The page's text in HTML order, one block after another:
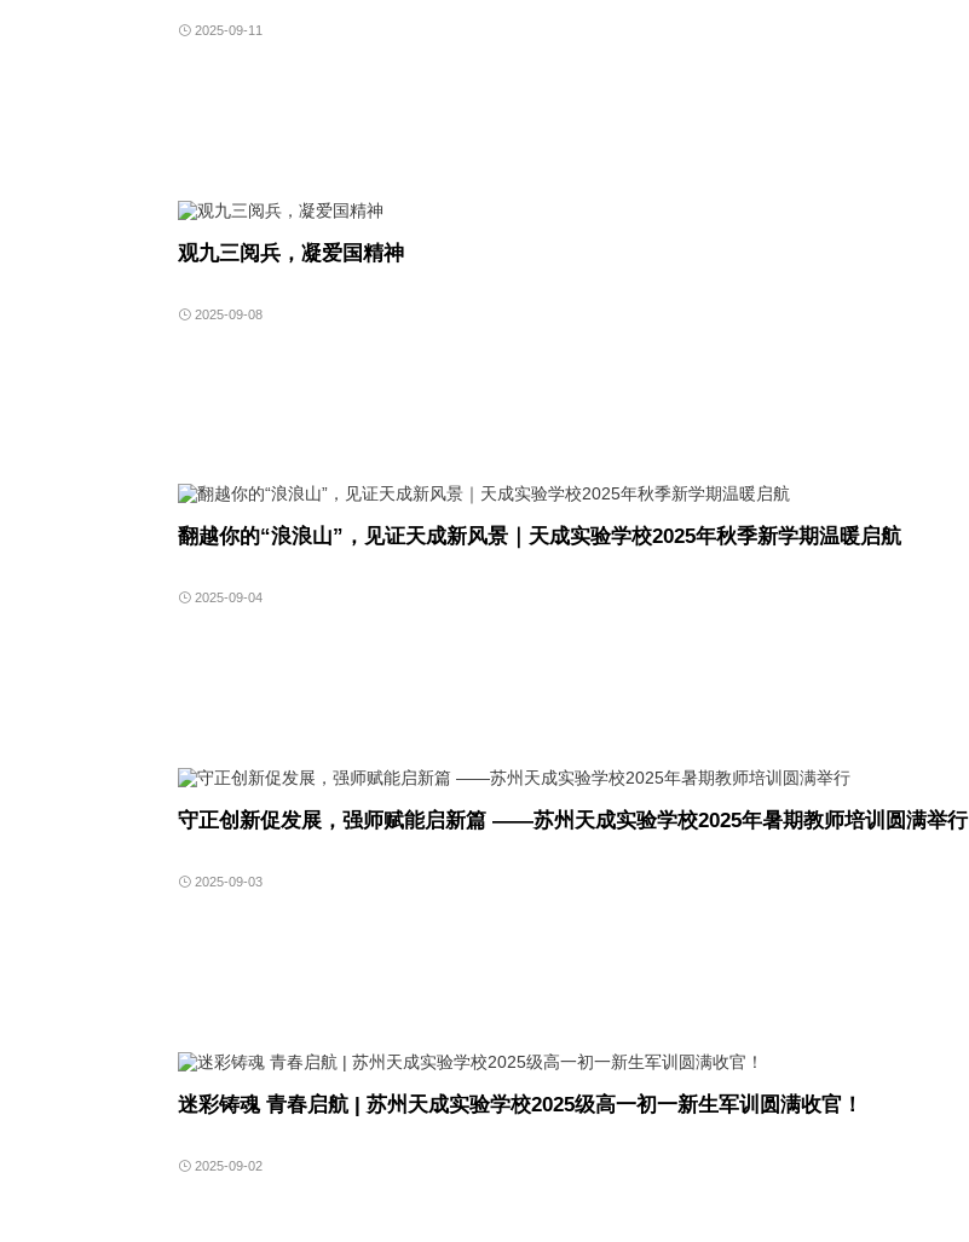
2025-09-11
观九三阅兵，凝爱国精神
2025-09-08
翻越你的“浪浪山”，见证天成新风景｜天成实验学校2025年秋季新学期温暖启航
2025-09-04
守正创新促发展，强师赋能启新篇 ——苏州天成实验学校2025年暑期教师培训圆满举行
2025-09-03
迷彩铸魂 青春启航 | 苏州天成实验学校2025级高一初一新生军训圆满收官！
2025-09-02